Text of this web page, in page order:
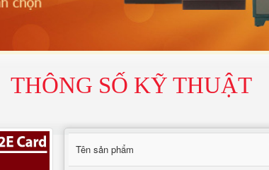
THÔNG SỐ KỸ THUẬT
Tên sản phẩm